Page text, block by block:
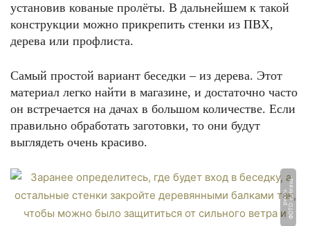
установив кованые пролёты. В дальнейшем к такой
конструкции можно прикрепить стенки из ПВХ,
дерева или профлиста.
Самый простой вариант беседки – из дерева. Этот
материал легко найти в магазине, и достаточно часто
он встречается на дачах в большом количестве. Если
правильно обработать заготовки, то они будут
выглядеть очень красиво.
Ф
О
Т
О:
d
u
b
ra
v
a
-
p
v
k.
r
u